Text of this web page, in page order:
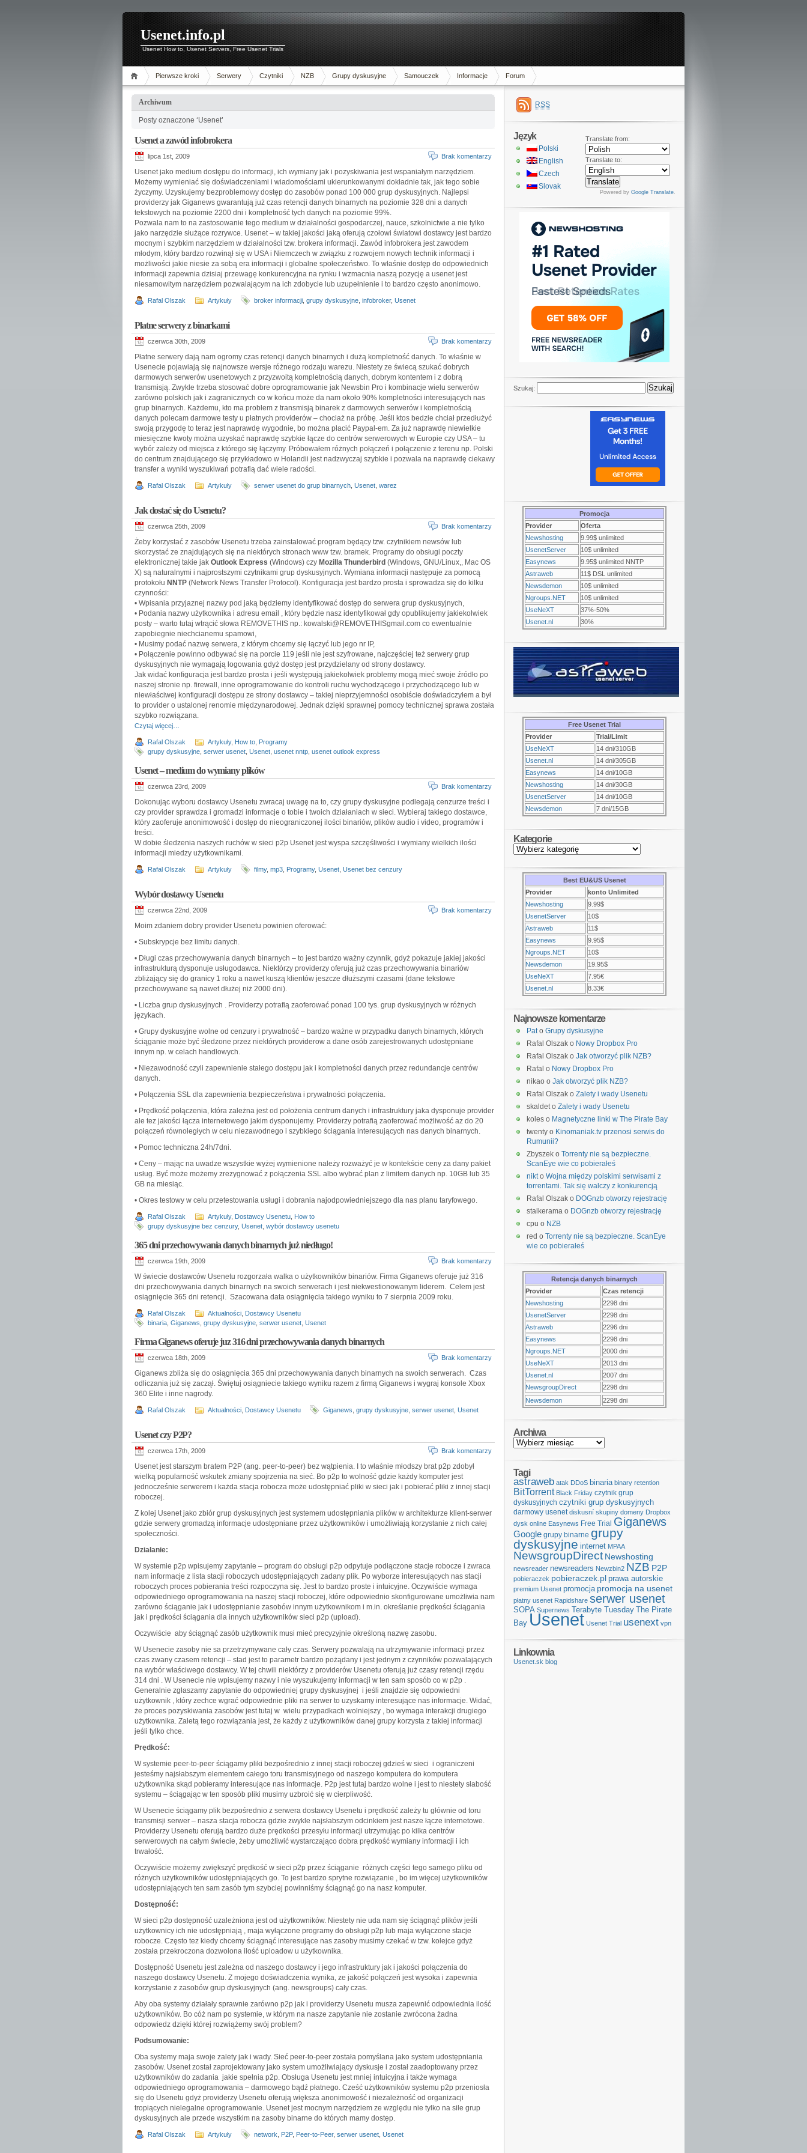
Usenet.info.pl
Usenet How to, Usenet Servers, Free Usenet Trials
Pierwsze kroki Serwery Czytniki NZB Grupy dyskusyjne Samouczek Informacje Forum
Archiwum
Posty oznaczone ‘Usenet’
Usenet a zawód infobrokera
lipca 1st, 2009 Brak komentarzy
Usenet jako medium dostępu do informacji, ich wymiany jak i pozyskiwania jest wspaniałym narzędziem.
Możemy wymieniać się doświadczeniami i wiadomościami ukierunkowanymi dokładnie tak, jak tego sobie
życzymy. Uzyskujemy bezproblemowy dostęp do zasobów ponad 100 000 grup dyskusyjnych. Najlepsi
providerzy jak Giganews gwarantują już czas retencji danych binarnych na poziomie 328 dni a danych
tekstowych na poziomie 2200 dni i kompletność tych danych na poziomie 99%.
Pozwala nam to na zastosowanie tego medium w działalności gospodarczej, nauce, szkolnictwie a nie tylko
jako narzędzie służące rozrywce. Usenet – w takiej jakości jaką oferują czołowi światowi dostawcy jest bardzo
mocnym i szybkim narzędziem w działalności tzw. brokera informacji. Zawód infobrokera jest zawodem
młodym, który bardzo rozwinął się w USA i Niemczech w związku z rozwojem nowych technik informacji i
możliwości jakie niesie za sobą era informacji i globalne społeczeństwo. To właśnie dostęp do odpowiednich
informacji zapewnia dzisiaj przewagę konkurencyjna na rynku i wzmacnia naszą pozycję a usenet jest
niesamowitym narzędziem pozwalającym na ich zdobycie lub uzupełnienie i to bardzo często anonimowo.
Rafal Olszak Artykuły broker informacji grupy dyskusyjne infobroker, Usenet
Płatne serwery z binarkami
czerwca 30th, 2009 Brak komentarzy
Płatne serwery dają nam ogromy czas retencji danych binarnych i dużą kompletność danych. To właśnie w
Usenecie pojawiają się najnowsze wersje różnego rodzaju warezu. Niestety ze świecą szukać dobrych
darmowych serwerów usenetowych z przyzwoitą kompletnością danych, dobrym kontentem i z dobrą
transmisją. Zwykle trzeba stosować dobre oprogramowanie jak Newsbin Pro i kombinacje wielu serwerów
zarówno polskich jak i zagranicznych co w końcu może da nam około 90% kompletności interesujących nas
grup binarnych. Każdemu, kto ma problem z transmisją binarek z darmowych serwerów i kompletnością
danych polecam darmowe testy u płatnych providerów – chociaż na próbę. Jeśli ktos bedzie chciał przedłużyć
swoją przygodę to teraz jest naprawdę wygodnie, bo można płacić Paypal-em. Za już naprawdę niewielkie
miesięczne kwoty można uzyskać naprawdę szybkie łącze do centrów serwerowych w Europie czy USA – tu
wybór zależy od miejsca z którego się łączymy. Próbowałem różnych połączeń i połączenie z terenu np. Polski
do centrum znajdującego się przykładowo w Holandii jest nadzwyczaj szybkie i pozwala na naprawdę ciekawy
transfer a wyniki wyszukiwań potrafią dać wiele radości.
Rafal Olszak Artykuły serwer usenet do grup binarnych Usenet warez
Jak dostać się do Usenetu?
czerwca 25th, 2009 Brak komentarzy
Żeby korzystać z zasobów Usenetu trzeba zainstalować program będący tzw. czytnikiem newsów lub
skorzystać ze znajdujących się na niektórych stronach www tzw. bramek. Programy do obsługi poczty
elektronicznej takie jak Outlook Express (Windows) czy Mozilla Thunderbird (Windows, GNU/Linux,, Mac OS
X) są naturalnymi i najprostszymi czytnikami grup dyskusyjnych. Wymiana informacji następuje za pomocą
protokołu NNTP (Network News Transfer Protocol). Konfiguracja jest bardzo prosta i sprowadza się do kilku
czynności:
• Wpisania przyjaznej nazwy pod jaką będziemy identyfikować dostęp do serwera grup dyskusyjnych,
• Podania nazwy użytkownika i adresu email , który będzie nasz identyfikował gdy opublikujemy jakiekolwiek
posty – warto tutaj wtrącić słowa REMOVETHIS np.: kowalski@REMOVETHISgmail.com co ewentualnie
zapobiegnie niechcianemu spamowi,
• Musimy podać nazwę serwera, z którym chcemy się łączyć lub jego nr IP,
• Połączenie powinno odbywać się na porcie 119 jeśli nie jest szyfrowane, najczęściej też serwery grup
dyskusyjnych nie wymagają logowania gdyż dostęp jest przydzielany od strony dostawcy.
Jak widać konfiguracja jest bardzo prosta i jeśli występują jakiekolwiek problemy mogą mieć swoje źródło po
naszej stronie np. firewall, inne oprogramowanie do kontroli ruchu wychodzącego i przychodzącego lub w
niewłaściwej konfiguracji dostępu ze strony dostawcy – takiej nieprzyjemności osobiście doświadczyłem a był
to provider o ustalonej renomie międzynarodowej. Jednak dzięki sprawnej pomocy technicznej sprawa została
szybko rozwiązana.
Czytaj więcej…
Rafal Olszak Artykuły, How to Programy
grupy dyskusyjne serwer usenet Usenet usenet nntp usenet outlook express
Usenet – medium do wymiany plików
czerwca 23rd, 2009 Brak komentarzy
Dokonując wyboru dostawcy Usenetu zwracaj uwagę na to, czy grupy dyskusyjne podlegają cenzurze treści i
czy provider sprawdza i gromadzi informacje o tobie i twoich działaniach w sieci. Wybieraj takiego dostawce,
który zaoferuje anonimowość i dostęp do nieograniczonej ilości binariów, plików audio i video, programów i
treści.
W dobie śledzenia naszych ruchów w sieci p2p Usenet jest wyspa szczęśliwości i wymiany wielkich ilości
informacji miedzy użytkownikami.
Rafal Olszak Artykuły filmy, mp3 Programy, Usenet Usenet bez cenzury
Wybór dostawcy Usenetu
czerwca 22nd, 2009 Brak komentarzy
Moim zdaniem dobry provider Usenetu powinien oferować:
• Subskrypcje bez limitu danych.
• Długi czas przechowywania danych binarnych – to jest bardzo ważny czynnik, gdyż pokazuje jakiej jakości
infrastrukturą dysponuje usługodawca. Niektórzy providerzy oferują już czas przechowywania binariów
zbliżający się do granicy 1 roku a nawet kuszą klientów jeszcze dłuższymi czasami (dane tekstowe
przechowywane są nawet dłużej niż 2000 dni).
• Liczba grup dyskusyjnych . Providerzy potrafią zaoferować ponad 100 tys. grup dyskusyjnych w różnych
językach.
• Grupy dyskusyjne wolne od cenzury i prywatność – bardzo ważne w przypadku danych binarnych, których
ściąganie może być śledzone przez niektórych providerow a dane osób zarejestrowanych udostępniane
innym np. w celach handlowych.
• Niezawodność czyli zapewnienie stałego dostępu jak i kompletności danych przez redundancje centrów
danych.
• Połączenia SSL dla zapewnienia bezpieczeństwa i prywatności połączenia.
• Prędkość połączenia, która zależna jest od położenia centrum danych i infrastruktury jaka dysponuje provider
ale tez jakości łącza internetowego jakim dysponujemy. Providerzy potrafią zaoferować możliwość az do 20
połączeń równoległych w celu niezawodnego i szybkiego ściągania interesujących nas danych binarnych.
• Pomoc techniczna 24h/7dni.
• Ceny – mając na uwadze wszystkie wyżej wymienione należy rozważyć je w kontekście ceny za dany pakiet
usług. Być może możemy zrezygnować z połączenia SSL albo wybrać plan z limitem danych np. 10GB lub 35
GB na miesiąc.
• Okres testowy w celu przetestowania usługi i dobrania najodpowiedniejszego dla nas planu taryfowego.
Rafal Olszak Artykuły, Dostawcy Usenetu How to
grupy dyskusyjne bez cenzury, Usenet wybór dostawcy usenetu
365 dni przechowywania danych binarnych już niedługo!
czerwca 19th, 2009 Brak komentarzy
W świecie dostawców Usenetu rozgorzała walka o użytkowników binariów. Firma Giganews oferuje już 316
dni przechowywania danych binarnych na swoich serwerach i jest niekwestionowanym liderem. Celem jest
osiągnięcie 365 dni retencji. Szacowana data osiągnięcia takiego wyniku to 7 sierpnia 2009 roku.
Rafal Olszak Aktualności Dostawcy Usenetu
binaria Giganews grupy dyskusyjne serwer usenet Usenet
Firma Giganews oferuje juz 316 dni przechowywania danych binarnych
czerwca 18th, 2009 Brak komentarzy
Giganews zbliża się do osiągnięcia 365 dni przechowywania danych binarnych na swoich serwerach. Czas
odliczania już się zaczął. Świętuj osiągniecie takiego wyniku razem z firmą Giganews i wygraj konsole Xbox
360 Elite i inne nagrody.
Rafal Olszak Aktualności Dostawcy Usenetu Giganews grupy dyskusyjne serwer usenet Usenet
Usenet czy P2P?
czerwca 17th, 2009 Brak komentarzy
Usenet jest starszym bratem P2P (ang. peer-to-peer) bez wątpienia. I to właśnie młodszy brat p2p zdobył
wielką popularność wskutek zmiany spojrzenia na sieć. Bo p2p to wolność gdzie każdy komputer jest
jednocześnie serwerem i każda stacja robocza może udostępniać pliki w sieci jak i pobierać pliki z innej stacji
roboczej.
Z kolej Usenet jako zbiór grup dyskusyjnych jest systemem udostępniania plików w architekturze klient-serwer
gdzie serwery gromadzą informacje udostępniane przez użytkowników i umożliwiają korzystanie z nich całej
społeczności.
Działanie:
W systemie p2p wpisujemy zapytanie – program do obsługi p2p odpytuje podłączone stacje robocze i zwraca
nam informacje z lista stacji roboczych udostępniających zadany plik. Po wyborze interesujących nas stacji
roboczych proces pobierania treści rozpoczyna się. Jest to bardzo proste i intuicyjne. Oczywiście wymaga
odpowiedniego oprogramowania na naszej stacji roboczej, które odpowiednio skonfigurowane umożliwia nam
zarówno ściąganie jak i udostępnianie zasobów innym użytkownikom i m.in. określanie prędkości ściągania
jak i prędkości ściągania dla innych użytkowników sieci p2p (upload).
Oczywiście aby ściągnąć zasób użytkownik musi mieć precyzyjnie określoną nazwę zasobu.
W Usenecie zasoby nie sa przetrzymywane cały czas. Serwery pozwalają na utrzymywanie informacji przez
czas zwany czasem retencji – stad jest to parametr bardzo pożądany i jest jednym z czynników pozwalających
na wybór właściwego dostawcy. W tej chwili niektórzy z providerów Usenetu oferują już czasy retencji rzędu
314 dni . W Usenecie nie wpisujemy nazwy i nie wyszukujemy informacji w ten sam sposób co w p2p .
Generalnie zgłaszamy zapytanie do odpowiedniej grupy dyskusyjnej i jeśli znajdzie się odpowiedni
użytkownik , który zechce wgrać odpowiednie pliki na serwer to uzyskamy interesujące nas informacje. Widać,
że proces pozyskiwania zasobów jest tutaj w wielu przypadkach wolniejszy , bo wymaga interakcji drugiego
użytkownika. Zaletą tego rozwiązania jest, że każdy z użytkowników danej grupy korzysta z takiej informacji
jeśli tylko chce.
Prędkość:
W systemie peer-to-peer ściągamy pliki bezpośrednio z innej stacji roboczej gdzieś w sieci i ograniczeni
jesteśmy najsłabszym elementem całego toru transmisyjnego od naszego komputera do komputera
użytkownika skąd pobieramy interesujące nas informacje. P2p jest tutaj bardzo wolne i jest to niestety słabość
systemu – ściągając w ten sposób pliki musimy uzbroić się w cierpliwość.
W Usenecie ściągamy plik bezpośrednio z serwera dostawcy Usenetu i prędkość zależy tu głównie od toru
transmisji serwer – nasza stacja robocza gdzie zwykle najsłabszym odcinkiem jest nasze łącze internetowe.
Providerzy Usenetu oferują bardzo duże prędkości przesyłu informacji utrzymując po kilka centrów
serwerowych na całym świecie, żeby umożliwić wystarczająco dobra prędkość wymiany informacji i ich
trwałość.
Oczywiście możemy zwiększyć prędkość w sieci p2p przez ściąganie różnych części tego samego pliku od
różnych użytkowników udostępniających go. To jest bardzo sprytne rozwiązanie , bo im więcej użytkowników
udostępniających ten sam zasób tym szybciej powinniśmy ściągnąć go na nasz komputer.
Dostępność:
W sieci p2p dostępność uzależniona jest od użytkowników. Niestety nie uda nam się ściągnąć plików jeśli
użytkownicy ich nie udostępniają , maja wyłączone programy do obsługi p2p lub maja wyłączone stacje
robocze. Często tez kiedy chcemy ściągnąć interesujące nas zasoby musimy czekać w tzw. kolejce gdyż
została przekroczona dozwolona ilość uploadow u użytkownika.
Dostępność Usenetu jest zależna od naszego dostawcy i jego infrastruktury jak i jakości połączenia do
naszego dostawcy Usenetu. Z mojego doświadczenia wynika, ze jakość połączeń jest wysoka i zapewnia
korzystanie z zasobów grup dyskusyjnych (ang. newsgroups) cały czas.
Aby oba systemy działały sprawnie zarówno p2p jak i providerzy Usenetu musza zapewnić odpowiednia ilość
użytkowników. Bo cóż nam po systemie, w którym na nasze zapytanie nie zostanie zwrócona żadna
odpowiedz dzięki której rozwiążemy swój problem?
Podsumowanie:
Oba systemy maja swoje zalety jak i wady. Sieć peer-to-peer została pomyślana jako system udostępniania
zasobów. Usenet został zaprojektowany jako system umożliwiający dyskusje i został zaadoptowany przez
użytkowników do zadania jakie spełnia p2p. Obsługa Usenetu jest mniej intuicyjna i także wymaga
odpowiedniego oprogramowania – darmowego bądź płatnego. Cześć użytkowników systemu p2p przeniosła
się do Usenetu gdyż providerzy Usenetu oferują większa anonimowość i niezależność od organizacji
tropiących nielegalne oprogramowanie. Usenet jest mocnym narzędziem ze względu nie tylko na sile grup
dyskusyjnych ale przede wszystkim na zasoby binarne do których mamy dostęp.
Rafal Olszak Artykuły network P2P, Peer-to-Peer, serwer usenet Usenet
RSS
Translate from:
Translate to:
Powered by Google Translate.
Język
Polski
English
Czech
Slovak
Szukaj:
Promocja
Provider
Oferta
Newshosting
9.99$ unlimited
UsenetServer
10$ unlimited
Easynews
9.95$ unlimited NNTP
Astraweb
11$ DSL unlimited
Newsdemon
10$ unlimited
Ngroups.NET
10$ unlimited
UseNeXT
37%-50%
Usenet.nl
30%
Free Usenet Trial
Provider
Trial/Limit
UseNeXT
14 dni/310GB
Usenet.nl
14 dni/305GB
Easynews
14 dni/10GB
Newshosting
14 dni/30GB
UsenetServer
14 dni/10GB
Newsdemon
7 dni/15GB
Kategorie
Best EU&US Usenet
Provider
konto Unlimited
Newshosting
9.99$
UsenetServer
10$
Astraweb
11$
Easynews
9.95$
Ngroups.NET
10$
Newsdemon
19.95$
UseNeXT
7.95€
Usenet.nl
8.33€
Najnowsze komentarze
Pato Grupy dyskusyjne
Rafal Olszak o Nowy Dropbox Pro
Rafal Olszak o Jak otworzyć plik NZB?
Rafal o Nowy Dropbox Pro
nikao o Jak otworzyć plik NZB?
Rafal Olszak o Zalety i wady Usenetu
skaldet o Zalety i wady Usenetu
koles o Magnetyczne linki w The Pirate Bay
twenty o Kinomaniak.tv przenosi serwis do
Rumunii?
Zbyszek o Torrenty nie są bezpieczne.
ScanEye wie co pobierałeś
nikto Wojna między polskimi serwisami z
torrentami. Tak się walczy z konkurencją
Rafal Olszak o DOGnzb otworzy rejestrację
stalkerama o DOGnzb otworzy rejestrację
cpu o NZB
red o Torrenty nie są bezpieczne. ScanEye
wie co pobierałeś
Retencja danych binarnych
Provider
Czas retencji
Newshosting
2298 dni
UsenetServer
2298 dni
Astraweb
2296 dni
Easynews
2298 dni
Ngroups.NET
2000 dni
UseNeXT
2013 dni
Usenet.nl
2007 dni
NewsgroupDirect
2298 dni
Newsdemon
2298 dni
Archiwa
Tagi
astraweb atak DDoS binaria binary retention
BitTorrent Black Friday czytnik grup
dyskusyjnych czytniki grup dyskusyjnych
darmowy usenet diskusní skupiny domeny Dropbox
dysk online Easynews Free Trial Giganews
Google grupy binarne grupy
dyskusyjne internet MPAA
NewsgroupDirect Newshosting
newsreader newsreaders Newzbin2 NZB P2P
pobieraczek pobieraczek.pl prawa autorskie
premium Usenet promocja promocja na usenet
płatny usenet Rapidshare serwer usenet
SOPA Supernews Terabyte Tuesday The Pirate
Bay Usenet Usenet Trial usenext vpn
Linkownia
Usenet.sk blog